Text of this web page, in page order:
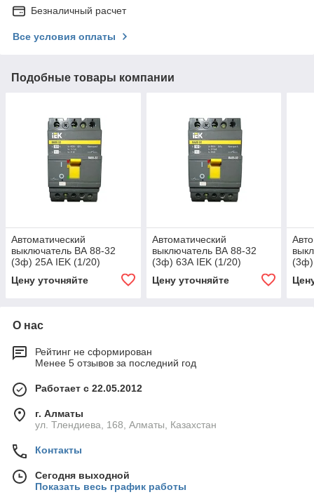
Безналичный расчет
Все условия оплаты
Подобные товары компании
Автоматический
выключатель ВА 88-32
(3ф) 25А IEK (1/20)
Цену уточняйте
Автоматический
выключатель ВА 88-32
(3ф) 63А IEK (1/20)
Цену уточняйте
(3ф)
О нас
Рейтинг не сформирован
Менее 5 отзывов за последний год
Работает с 22.05.2012
г. Алматы
ул. Тлендиева, 168, Алматы, Казахстан
Контакты
Сегодня выходной
Показать весь график работы